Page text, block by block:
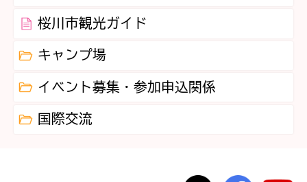
桜川市観光ガイド
キャンプ場
イベント募集・参加申込関係
国際交流